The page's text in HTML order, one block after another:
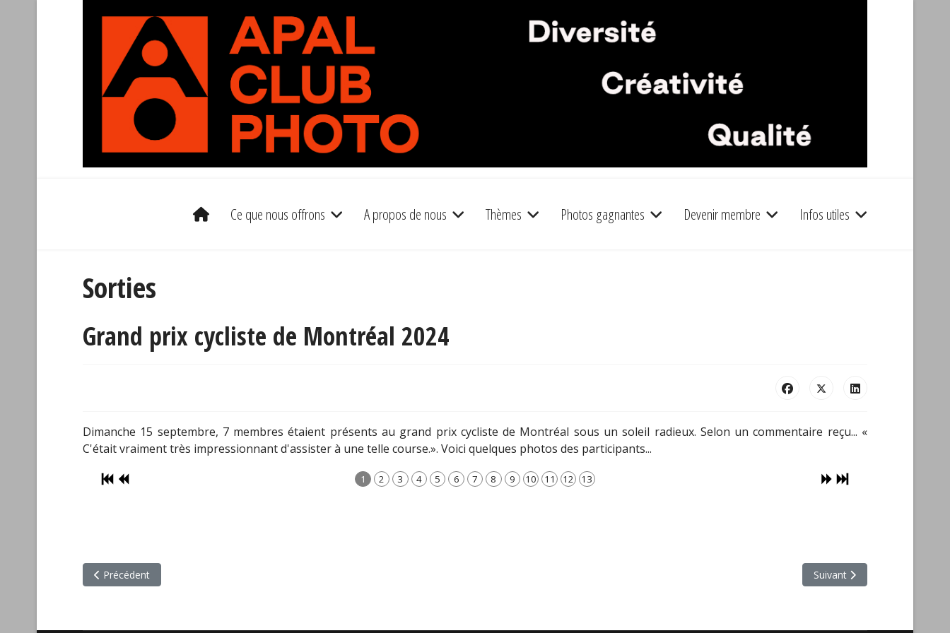
Ce que nous offrons A propos de nous Thèmes Photos gagnantes Devenir membre Infos utiles
Sorties
Grand prix cycliste de Montréal 2024
Dimanche 15 septembre, 7 membres étaient présents au grand prix cycliste de Montréal sous un soleil radieux. Selon un commentaire reçu... «
C'était vraiment très impressionnant d'assister à une telle course.». Voici quelques photos des participants...
1 2 3 4 5 6 7 8 9 10 11 12 13
Article précédent : Marathon Beneva 2024
Précédent Article suivant : Exposition
Suivant